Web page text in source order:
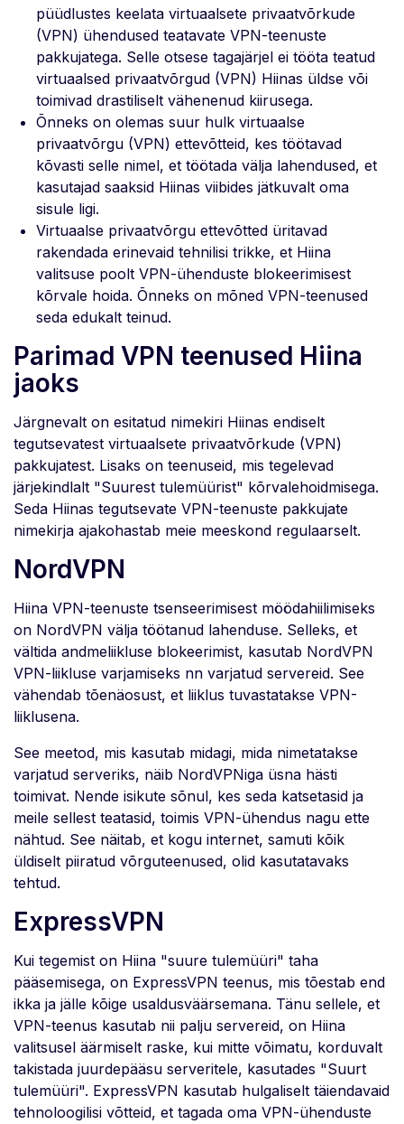
püüdlustes keelata virtuaalsete privaatvõrkude
(VPN) ühendused teatavate VPN-teenuste
pakkujatega. Selle otsese tagajärjel ei tööta teatud
virtuaalsed privaatvõrgud (VPN) Hiinas üldse või
toimivad drastiliselt vähenenud kiirusega.
Õnneks on olemas suur hulk virtuaalse
privaatvõrgu (VPN) ettevõtteid, kes töötavad
kõvasti selle nimel, et töötada välja lahendused, et
kasutajad saaksid Hiinas viibides jätkuvalt oma
sisule ligi.
Virtuaalse privaatvõrgu ettevõtted üritavad
rakendada erinevaid tehnilisi trikke, et Hiina
valitsuse poolt VPN-ühenduste blokeerimisest
kõrvale hoida. Õnneks on mõned VPN-teenused
seda edukalt teinud.
Parimad VPN teenused Hiina
jaoks
Järgnevalt on esitatud nimekiri Hiinas endiselt
tegutsevatest virtuaalsete privaatvõrkude (VPN)
pakkujatest. Lisaks on teenuseid, mis tegelevad
järjekindlalt "Suurest tulemüürist" kõrvalehoidmisega.
Seda Hiinas tegutsevate VPN-teenuste pakkujate
nimekirja ajakohastab meie meeskond regulaarselt.
NordVPN
Hiina VPN-teenuste tsenseerimisest möödahiilimiseks
on NordVPN välja töötanud lahenduse. Selleks, et
vältida andmeliikluse blokeerimist, kasutab NordVPN
VPN-liikluse varjamiseks nn varjatud servereid. See
vähendab tõenäosust, et liiklus tuvastatakse VPN-
liiklusena.
See meetod, mis kasutab midagi, mida nimetatakse
varjatud serveriks, näib NordVPNiga üsna hästi
toimivat. Nende isikute sõnul, kes seda katsetasid ja
meile sellest teatasid, toimis VPN-ühendus nagu ette
nähtud. See näitab, et kogu internet, samuti kõik
üldiselt piiratud võrguteenused, olid kasutatavaks
tehtud.
ExpressVPN
Kui tegemist on Hiina "suure tulemüüri" taha
pääsemisega, on ExpressVPN teenus, mis tõestab end
ikka ja jälle kõige usaldusväärsemana. Tänu sellele, et
VPN-teenus kasutab nii palju servereid, on Hiina
valitsusel äärmiselt raske, kui mitte võimatu, korduvalt
takistada juurdepääsu serveritele, kasutades "Suurt
tulemüüri". ExpressVPN kasutab hulgaliselt täiendavaid
tehnoloogilisi võtteid, et tagada oma VPN-ühenduste